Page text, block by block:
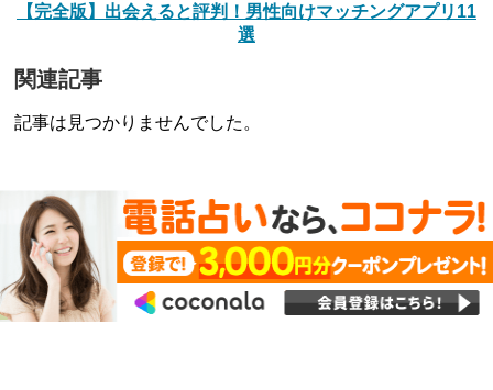
【完全版】出会えると評判！男性向けマッチングアプリ11
選
関連記事
記事は見つかりませんでした。